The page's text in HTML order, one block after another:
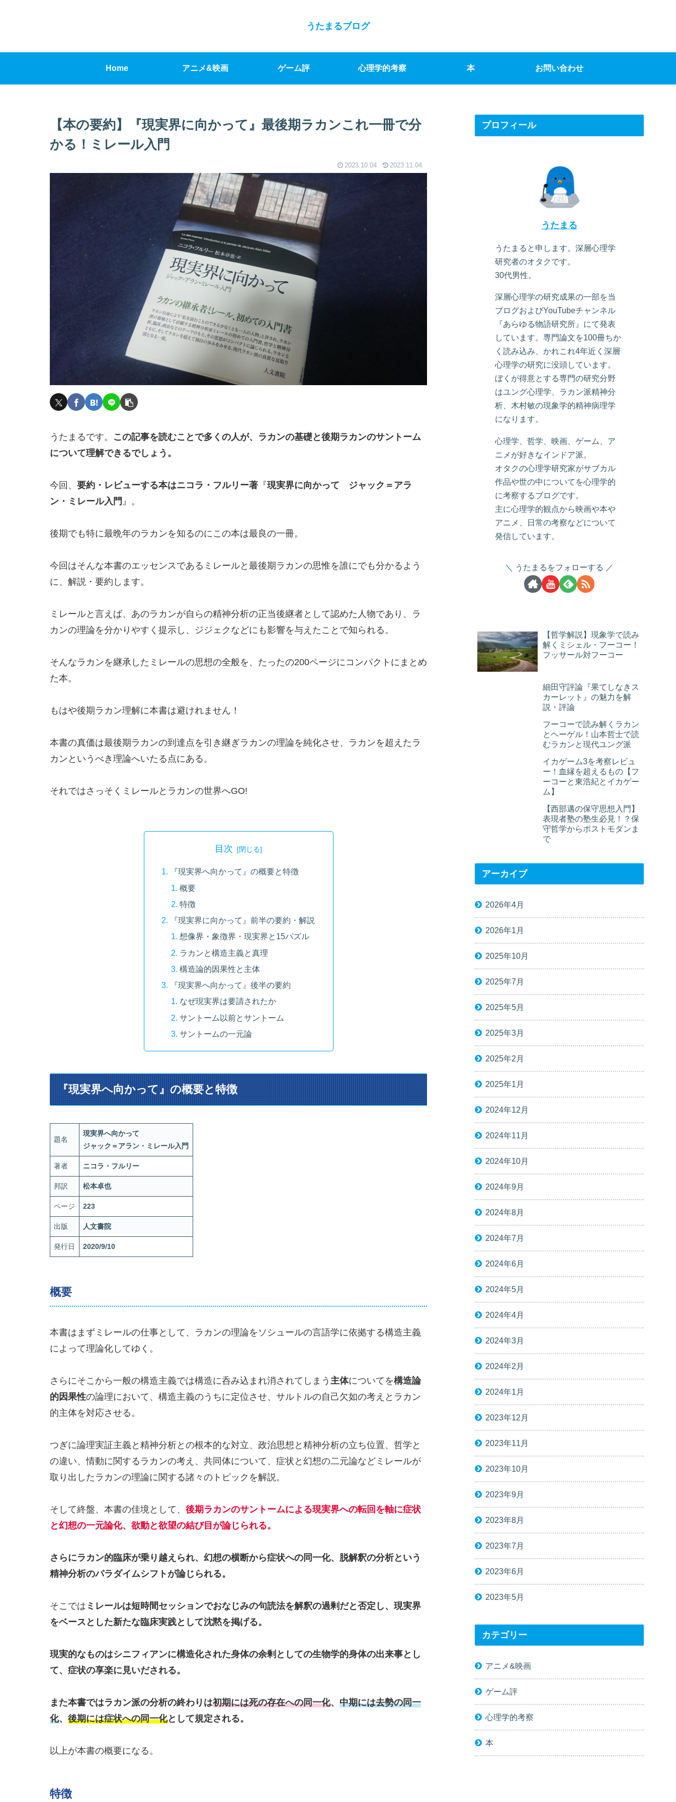
うたまるブログ
Home アニメ&映画 ゲーム評 心理学的考察 本 お問い合わせ
【本の要約】『現実界に向かって』最後期ラカンこれ一冊で分
かる！ミレール入門
2023.10.04 2023.11.04
うたまるです。 この記事を読むことで多くの人が、ラカンの基礎と後期ラカンのサントーム
について理解できるでしょう。
今回、 要約・レビューする本はニコラ・フルリー著 『現実界に向かって ジャック＝アラ
ン・ミレール入門 』。
後期でも特に最晩年のラカンを知るのにこの本は最良の一冊。
今回はそんな本書のエッセンスであるミレールと最後期ラカンの思惟を誰にでも分かるよう
に、解説・要約します。
ミレールと言えば、あのラカンが自らの精神分析の正当後継者として認めた人物であり、ラ
カンの理論を分かりやすく提示し、ジジェクなどにも影響を与えたことで知られる。
そんなラカンを継承したミレールの思想の全般を、たったの200ページにコンパクトにまとめ
た本。
もはや後期ラカン理解に本書は避けれません！
本書の真価は最後期ラカンの到達点を引き継ぎラカンの理論を純化させ、ラカンを超えたラ
カンというべき理論へいたる点にある。
それではさっそくミレールとラカンの世界へGO!
目次
『現実界へ向かって』の概要と特徴
概要
特徴
『現実界に向かって』前半の要約・解説
想像界・象徴界・現実界と15パズル
ラカンと構造主義と真理
構造論的因果性と主体
『現実界へ向かって』後半の要約
なぜ現実界は要請されたか
サントーム以前とサントーム
サントームの一元論
『現実界へ向かって』の概要と特徴
題名
現実界へ向かって
ジャック＝アラン・ミレール入門
著者 ニコラ・フルリー
邦訳 松本卓也
ページ 223
出版 人文書院
発行日 2020/9/10
概要
本書はまずミレールの仕事として、ラカンの理論をソシュールの言語学に依拠する構造主義
によって理論化してゆく。
さらにそこから一般の構造主義では構造に呑み込まれ消されてしまう 主体についてを構造論
的因果性の論理において、構造主義のうちに定位させ、サルトルの自己欠如の考えとラカン
的主体を対応させる。
つぎに論理実証主義と精神分析との根本的な対立、政治思想と精神分析の立ち位置、哲学と
の違い、情動に関するラカンの考え、共同体について、症状と幻想の二元論などミレールが
取り出したラカンの理論に関する諸々のトピックを解説。
そして終盤、本書の佳境として、 後期ラカンのサントームによる現実界への転回を軸に症状
と幻想の一元論化、欲動と欲望の結び目が論じられる。
さらにラカン的臨床が乗り越えられ、幻想の横断から症状への同一化、脱解釈の分析という
精神分析のパラダイムシフトが論じられる。
そこでは ミレールは短時間セッションでおなじみの句読法を解釈の過剰だと否定し、現実界
をベースとした新たな臨床実践として沈黙を掲げる。
現実的なものはシニフィアンに構造化された身体の余剰としての生物学的身体の出来事とし
て、症状の享楽に見いだされる。
また本書ではラカン派の分析の終わりは初期には死の存在への同一化、 中期には去勢の同一
化、 後期には症状への同一化として規定される。
以上が本書の概要になる。
特徴
プロフィール
うたまる
うたまると申します。深層心理学
研究者のオタクです。
30代男性。
深層心理学の研究成果の一部を当
ブログおよびYouTubeチャンネル
『あらゆる物語研究所』にて発表
しています。専門論文を100冊ちか
く読み込み、かれこれ4年近く深層
心理学の研究に没頭しています。
ぼくが得意とする専門の研究分野
はユング心理学、ラカン派精神分
析、木村敏の現象学的精神病理学
になります。
心理学、哲学、映画、ゲーム、ア
ニメが好きなインドア派。
オタクの心理学研究家がサブカル
作品や世の中についてを心理学的
に考察するブログです。
主に心理学的観点から映画や本や
アニメ、日常の考察などについて
発信しています。
うたまるをフォローする
【哲学解説】現象学で読み
解くミシェル・フーコー！
フッサール対フーコー
細田守評論『果てしなきス
カーレット』の魅力を解
説・評論
フーコーで読み解くラカン
とヘーゲル！山本哲士で読
むラカンと現代ユング派
イカゲーム3を考察レビュ
ー！血縁を超えるもの【フ
ーコーと東浩紀とイカゲー
ム】
【西部邁の保守思想入門】
表現者塾の塾生必見！？保
守哲学からポストモダンま
で
アーカイブ
2026年4月
2026年1月
2025年10月
2025年7月
2025年5月
2025年3月
2025年2月
2025年1月
2024年12月
2024年11月
2024年10月
2024年9月
2024年8月
2024年7月
2024年6月
2024年5月
2024年4月
2024年3月
2024年2月
2024年1月
2023年12月
2023年11月
2023年10月
2023年9月
2023年8月
2023年7月
2023年6月
2023年5月
カテゴリー
アニメ&映画
ゲーム評
心理学的考察
本